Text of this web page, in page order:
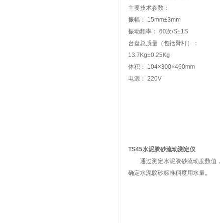
主要技术参数：
振幅： 15mm±3mm
振动频率： 60次/S±1S
台盘总质量（包括臂杆）：
13.7Kg±0.25Kg
体积： 104×300×460mm
电源： 220V
TS45水泥胶砂流动测定仪
通过测定水泥胶砂流动度数值
确定水泥胶砂标准稠度用水量。